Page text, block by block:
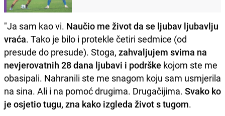
"Ja sam kao vi. Naučio me život da se ljubav ljubavlju
vraća. Tako je bilo i protekle četiri sedmice (od
presude do presude). Stoga, zahvaljujem svima na
nevjerovatnih 28 dana ljubavi i podrške kojom ste me
obasipali. Nahranili ste me snagom koju sam usmjerila
na sina. Ali i na pomoć drugima. Drugačijima. Svako ko
je osjetio tugu, zna kako izgleda život s tugom.